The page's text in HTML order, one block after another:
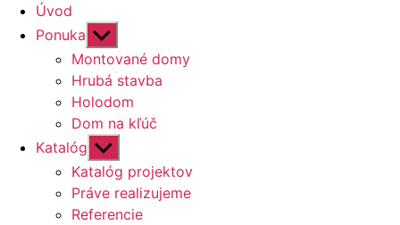
Úvod
Ponuka Zobraziť
druhú
úroveň
navigácie
Montované domy
Hrubá stavba
Holodom
Dom na kľúč
Katalóg Zobraziť
druhú
úroveň
navigácie
Katalóg projektov
Práve realizujeme
Referencie